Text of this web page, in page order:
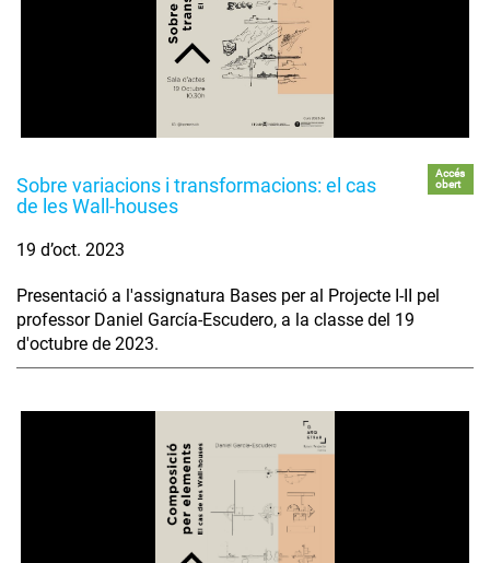
Sobre variacions i transformacions: el cas
de les Wall-houses
Accés
obert
19 d’oct. 2023
Presentació a l'assignatura Bases per al Projecte I-II pel
professor Daniel García-Escudero, a la classe del 19
d'octubre de 2023.